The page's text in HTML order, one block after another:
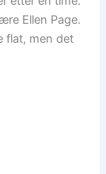
Ellen Page.
flat, men det